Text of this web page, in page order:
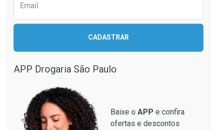
Email
CADASTRAR
APP Drogaria São Paulo
Baixe o APP e confira
ofertas e descontos